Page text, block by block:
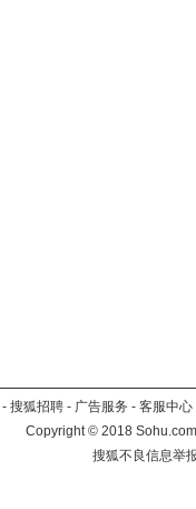
- 搜狐招聘 - 广告服务 - 客服中心
Copyright©2018
搜狐不良信息举